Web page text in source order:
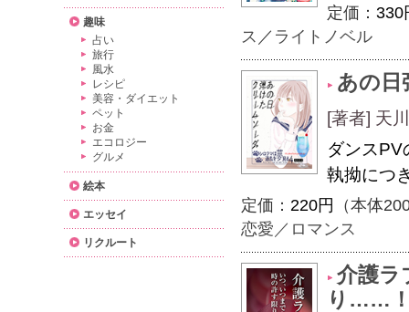
定価： 330
ス ／ ライトノベル
あの日
[著者] 天
ダンス
執拗につ
定価： 220円
（本体
恋愛／ロマンス
介護ラ
り……
趣味
占い
旅行
風水
レシピ
美容・ダイエット
ペット
お金
エコロジー
グルメ
絵本
エッセイ
リクルート